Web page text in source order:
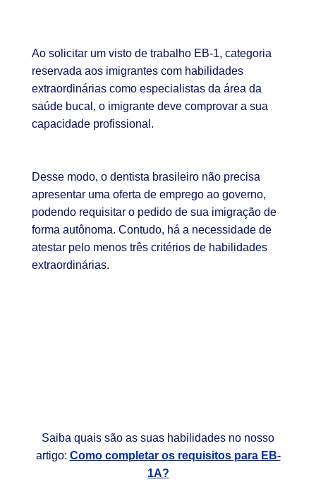
Ao solicitar um visto de trabalho EB-1, categoria
reservada aos imigrantes com habilidades
extraordinárias como especialistas da área da
saúde bucal, o imigrante deve comprovar a sua
capacidade profissional.
Desse modo, o dentista brasileiro não precisa
apresentar uma oferta de emprego ao governo,
podendo requisitar o pedido de sua imigração de
forma autônoma. Contudo, há a necessidade de
atestar pelo menos três critérios de habilidades
extraordinárias.
Saiba quais são as suas habilidades no nosso
artigo: Como completar os requisitos para EB-
1A?